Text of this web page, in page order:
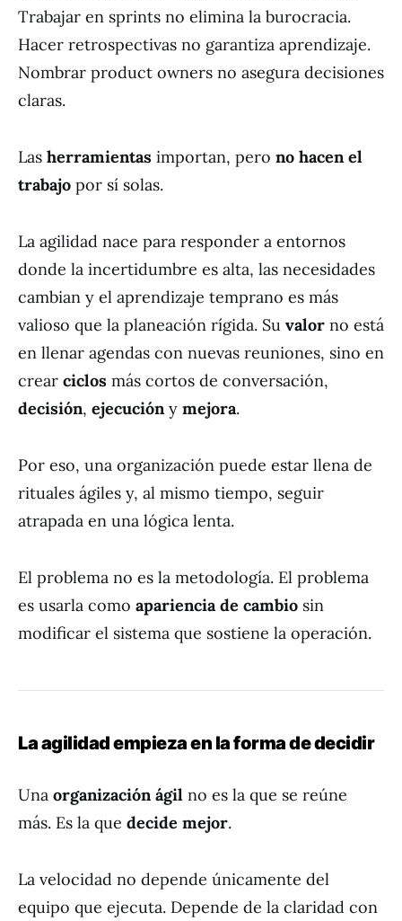
Trabajar en sprints no elimina la burocracia.
Hacer retrospectivas no garantiza aprendizaje.
Nombrar product owners no asegura decisiones
claras.
Las herramientas importan, pero no hacen el
trabajo por sí solas.
La agilidad nace para responder a entornos
donde la incertidumbre es alta, las necesidades
cambian y el aprendizaje temprano es más
valioso que la planeación rígida. Su valor no está
en llenar agendas con nuevas reuniones, sino en
crear ciclos más cortos de conversación,
decisión, ejecucióny mejora.
Por eso, una organización puede estar llena de
rituales ágiles y, al mismo tiempo, seguir
atrapada en una lógica lenta.
El problema no es la metodología. El problema
es usarla como apariencia de cambio sin
modificar el sistema que sostiene la operación.
La agilidad empieza en la forma de decidir
Una organización ágil no es la que se reúne
más. Es la que decide mejor.
La velocidad no depende únicamente del
equipo que ejecuta. Depende de la claridad con